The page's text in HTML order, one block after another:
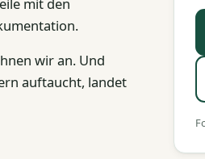
wir an. Und
auftaucht, landet